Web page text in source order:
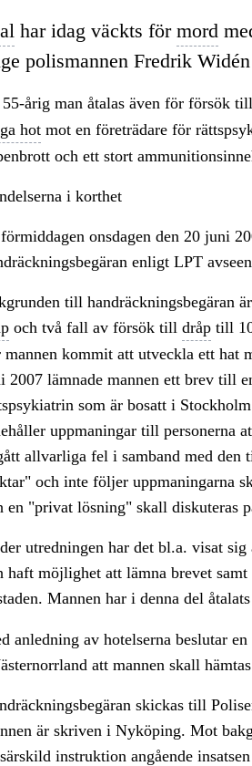
har idag väckts för mord
polismannen Fredrik
årig man åtalas även för försök till
hotmot en företrädare för
och ett stort
i korthet
onsdagen den 20 juni
enligt LPT
till handräckningsbegäran
och två fall av försök till dråptill
mannen kommit att utveckla ett hat
2007 lämnade mannen ett brev till
som är bosatt i
uppmaningar till personerna
allvarliga fel i samband med den
och inte följer uppmaningarna
en "privat lösning" skall diskuteras
utredningen har det bl.a. visat
haft möjlighet att lämna brevet
Mannen har i denna del
anledning av hotelserna beslutar
att mannen skall
skickas till
är skriven i Nyköping. Mot
instruktion angående